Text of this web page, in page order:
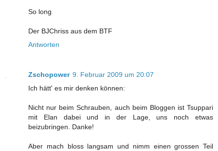
So long
Der BJChriss aus dem BTF
Antworten
Zschopower 9. Februar 2009 um 20:07
Ich hätt' es mir denken können:
Nicht nur beim Schrauben, auch beim Bloggen ist Tsuppari
mit Elan dabei und in der Lage, uns noch etwas
beizubringen. Danke!
Aber mach bloss langsam und nimm einen grossen Teil